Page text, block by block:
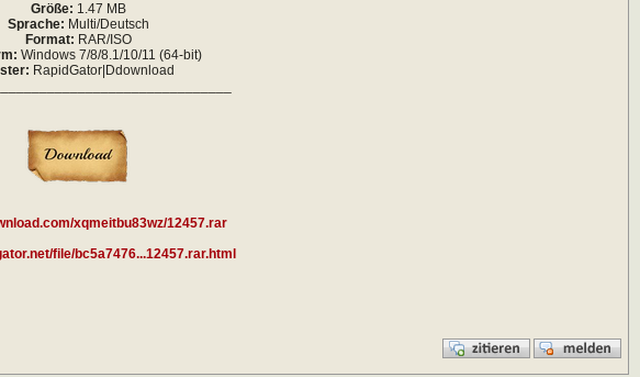
Größe: 1.47 MB
Sprache: Multi/Deutsch
Format: RAR/ISO
Windows 7/8/8.1/10/11 (64-bit)
RapidGator|Ddownload
xqmeitbu83wz/12457.rar
file/bc5a7476...12457.rar.html